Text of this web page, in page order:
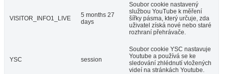
VISITOR_INFO1_LIVE
5 months 27
days
Soubor cookie nastavený
službou YouTube k měření
šířky pásma, který určuje, zda
uživatel získá nové nebo staré
rozhraní přehrávače.
YSC session
Soubor cookie YSC nastavuje
Youtube a používá se ke
sledování zhlédnutí vložených
videí na stránkách Youtube.